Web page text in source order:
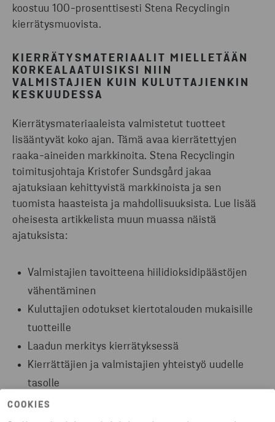
COOKIES
koostuu 100-prosenttisesti Stena Recyclingin
kierrätysmuovista.
KIERRÄTYSMATERIAALIT MIELLETÄÄN
KORKEALAATUISIKSI NIIN
VALMISTAJIEN KUIN KULUTTAJIENKIN
KESKUUDESSA
Kierrätysmateriaaleista valmistetut tuotteet
lisääntyvät koko ajan. Tämä avaa kierrätettyjen
raaka-aineiden markkinoita. Stena Recyclingin
toimitusjohtaja Kristofer Sundsgård jakaa
ajatuksiaan kehittyvistä markkinoista ja sen
tuomista haasteista ja mahdollisuuksista. Lue lisää
oheisesta artikkelista muun muassa näistä
ajatuksista:
Valmistajien tavoitteena hiilidioksidipäästöjen
vähentäminen
Kuluttajien odotukset kiertotalouden mukaisille
tuotteille
Laadun merkitys kierrätyksessä
Kierrättäjien ja valmistajien yhteistyö uudelle
tasolle